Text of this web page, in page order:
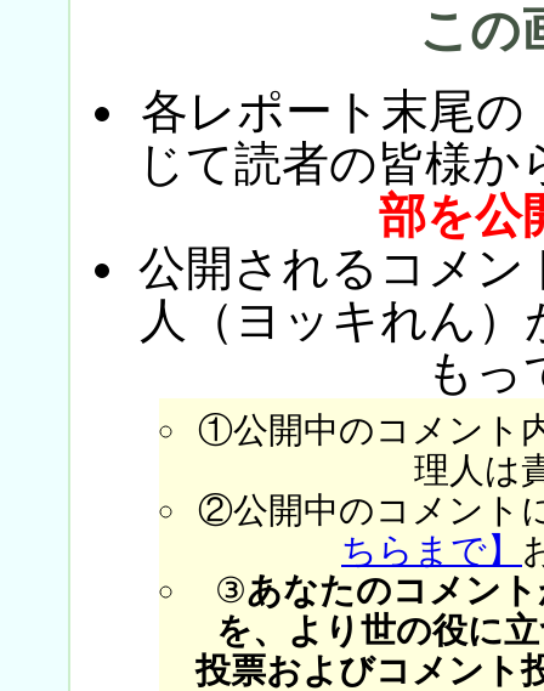
この
各レポート末尾の
じて読者の皆様か
部を公
公開されるコメン
人（ヨッキれん
もっ
①公開中のコメント
理人は
②公開中のコメント
ちらまで】
③あなたのコメン
を、より世の役に
投票およびコメント